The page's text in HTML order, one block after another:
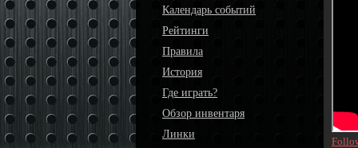
Календарь событий
Рейтинги
Правила
История
Где играть?
Обзор инвентаря
Линки